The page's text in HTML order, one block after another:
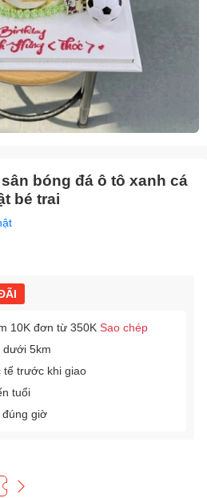
bóng đá ô tô xanh cá
bé trai
10K đơn từ 350K Sao chép
dưới 5km
tế trước khi giao
tuổi
đúng giờ